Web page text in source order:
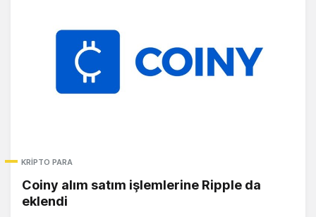
KRIPTO PARA
Coiny alım satım işlemlerine Ripple da
eklendi